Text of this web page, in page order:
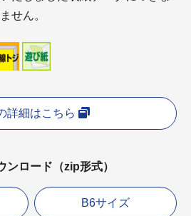
せん。
詳細はこちら
ンロード（zip形式）
B6サイズ